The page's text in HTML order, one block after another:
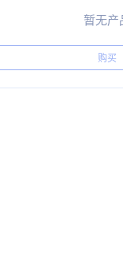
暂无产
购买